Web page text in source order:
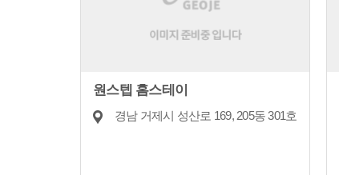
원스텝 홈스테이
경남 거제시 성산로 169, 205동 301호